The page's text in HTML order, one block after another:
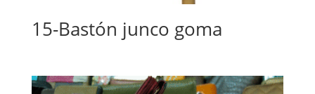
15-Bastón junco goma